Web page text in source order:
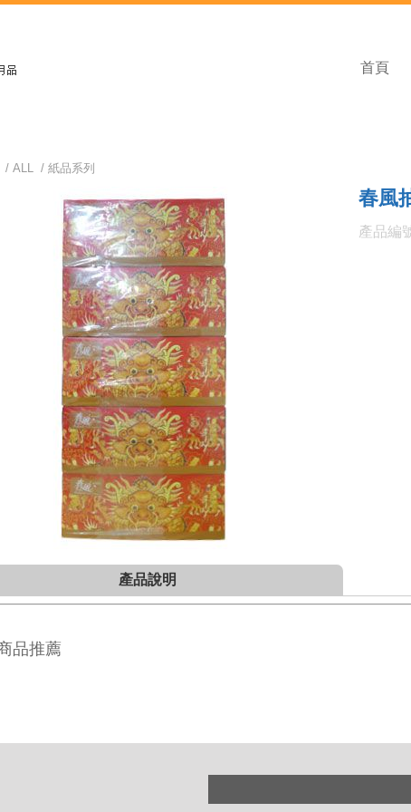
首頁
/ ALL / 紙品系列
春風
產品編
產品說明
品推薦